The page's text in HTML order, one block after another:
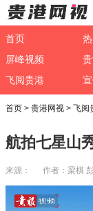
首页
屏峰视频
飞阅贵港
首页 > 贵港网视 > 飞阅
航拍七星山
来源： 作者：梁棋